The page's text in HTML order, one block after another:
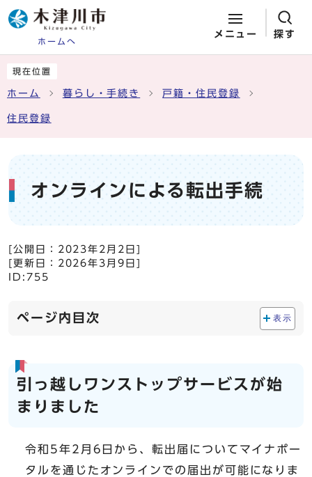
ホームへ
メニュー 探す
現在位置
ホーム 暮らし・手続き 戸籍・住民登録
住民登録
オンラインによる転出手続
[公開日： 2023年2月2日
[更新日： 2026年3月9日
ID:755
ページ内目次 表示
引っ越しワンストップサービスが始
まりました
令和5年2月6日から、転出届についてマイナポー
タルを通じたオンラインでの届出が可能になりま